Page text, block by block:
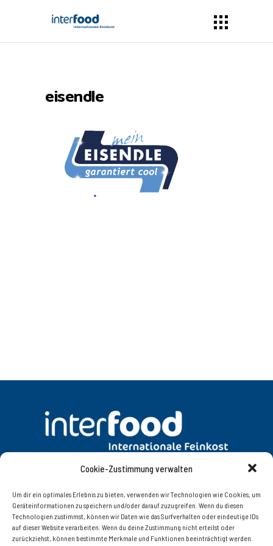
Cookie-Zustimmung verwalten
Um dir ein optimales Erlebnis zu bieten, verwenden wir Technologien wie Cookies, um
Geräteinformationen zu speichern und/oder darauf zuzugreifen. Wenn du diesen
Technologien zustimmst, können wir Daten wie das Surfverhalten oder eindeutige IDs
auf dieser Website verarbeiten. Wenn du deine Zustimmung nicht erteilst oder
zurückziehst, können bestimmte Merkmale und Funktionen beeinträchtigt werden.
eisendle
KONTAKT IMPRESSUM